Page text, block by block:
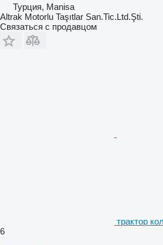
Турция, Manisa
Altrak Motorlu Taşıtlar San.Tic.Ltd.Şti.
Связаться с продавцом
трактор
6